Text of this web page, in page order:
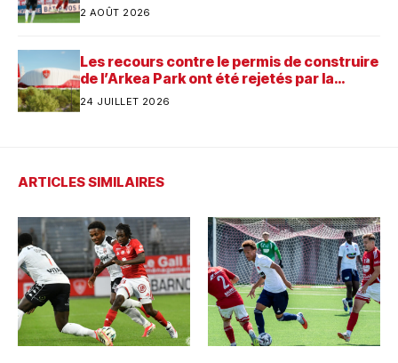
2 AOÛT 2026
Les recours contre le permis de construire
de l’Arkea Park ont été rejetés par la
justice. Quelle est désormais la prochaine
24 JUILLET 2026
ARTICLES SIMILAIRES